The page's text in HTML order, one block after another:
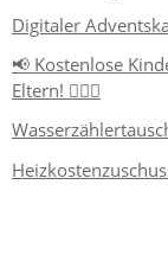
Digitaler
📢 Kostenlose
Eltern! 🏊‍♂️👶